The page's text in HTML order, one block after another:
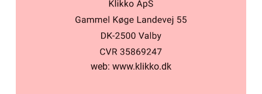
web: www.klikko.dk